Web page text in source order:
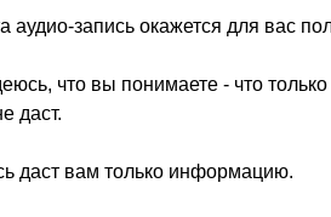
аудио-запись окажется для вас
что вы понимаете - что
даст.
даст вам только информацию.